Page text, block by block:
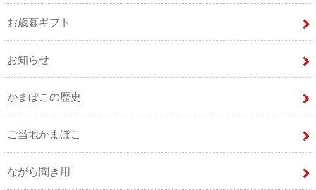
お歳暮ギフト
お知らせ
かまぼこの歴史
ご当地かまぼこ
ながら聞き用